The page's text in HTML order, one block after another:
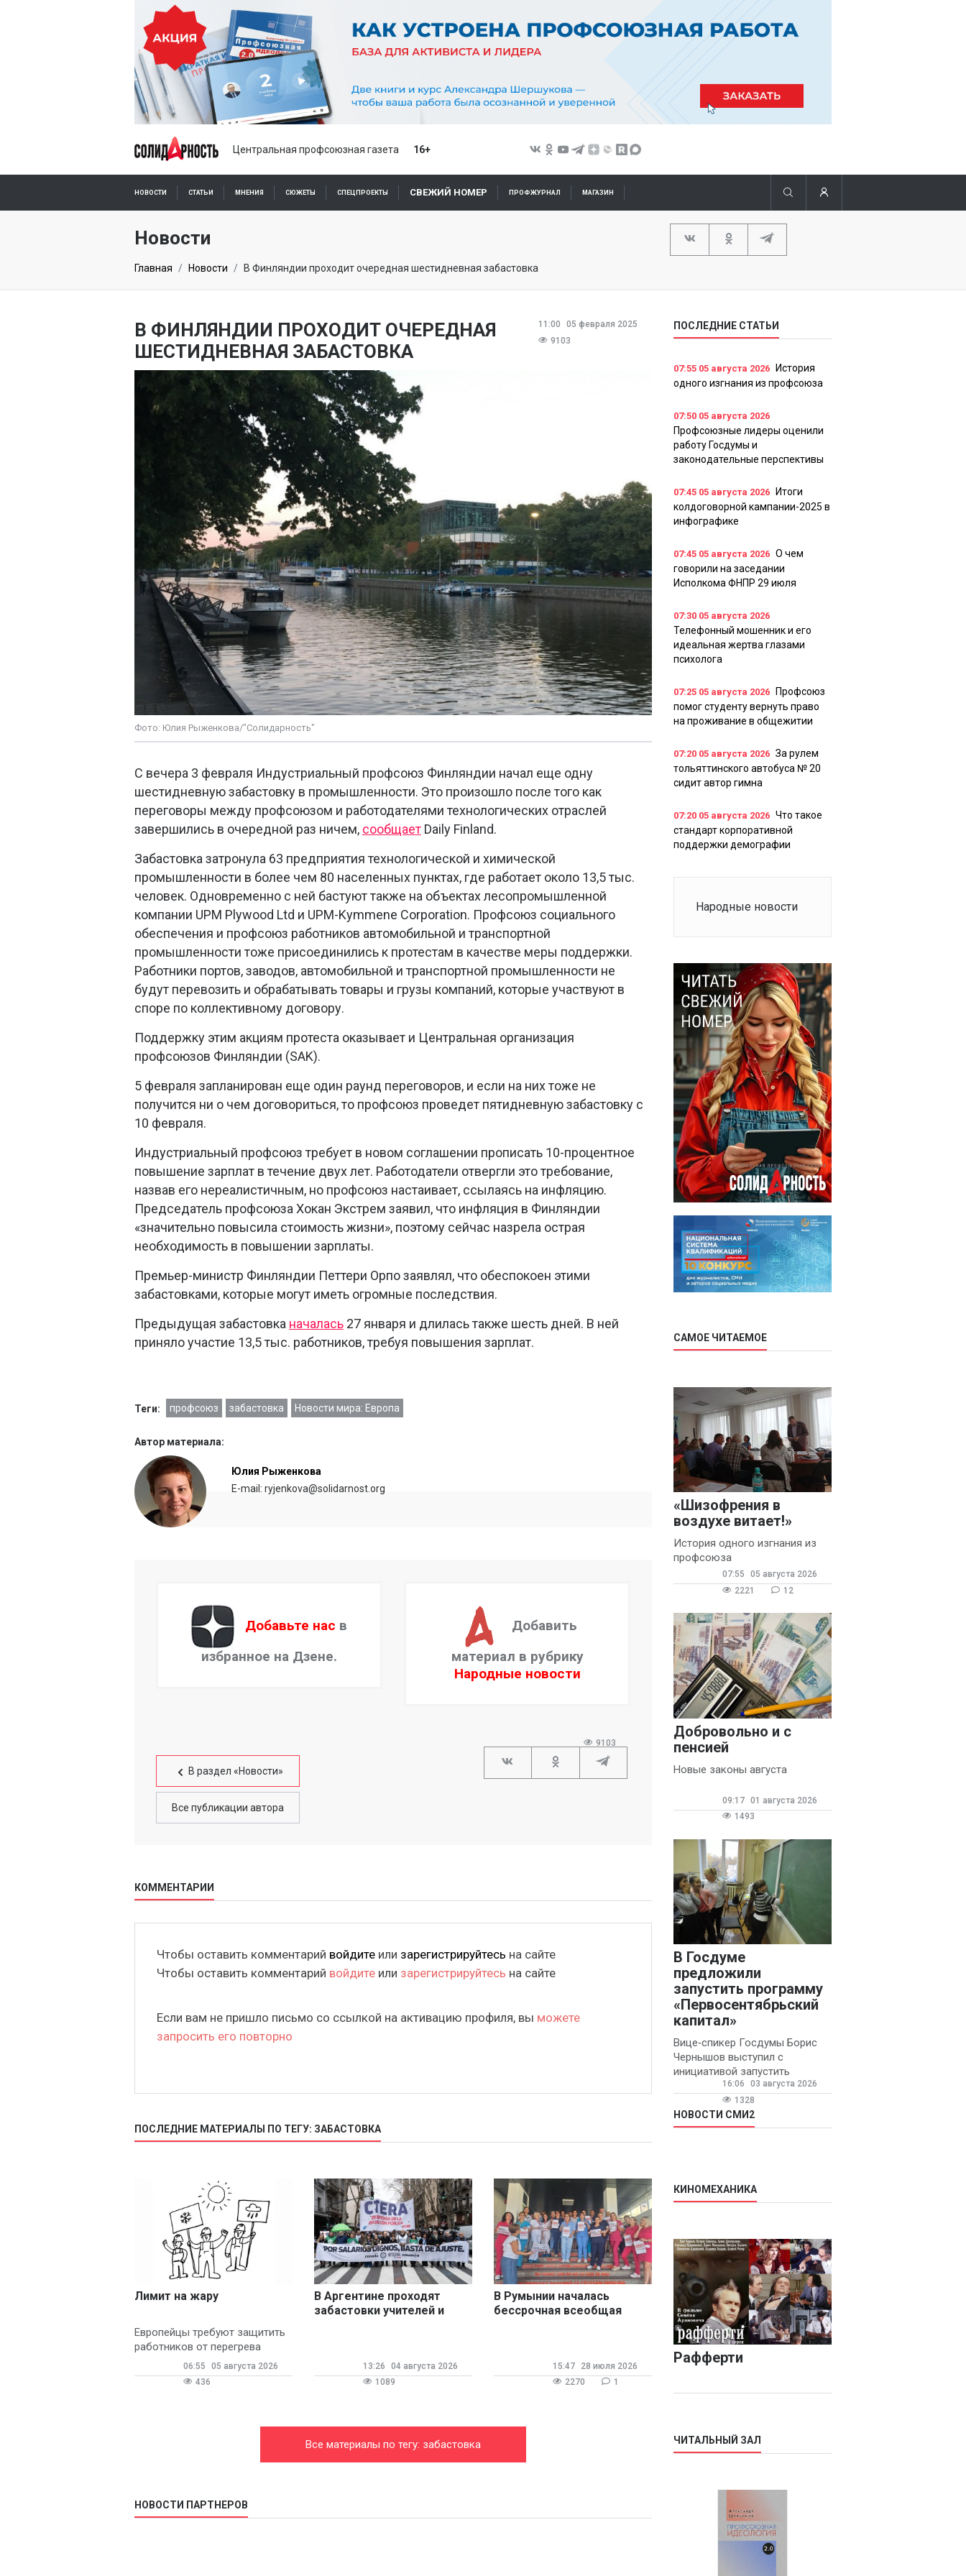
Центральная профсоюзная газета 16+
НОВОСТИ СТАТЬИ МНЕНИЯ СЮЖЕТЫ СПЕЦПРОЕКТЫ СВЕЖИЙ НОМЕР ПРОФЖУРНАЛ МАГАЗИН
ПОДПИСКА ОНЛАЙН
Новости
Главная Новости В Финляндии проходит очередная шестидневная забастовка
11:00
05 февраля 2025
9103
В ФИНЛЯНДИИ ПРОХОДИТ ОЧЕРЕДНАЯ
ШЕСТИДНЕВНАЯ ЗАБАСТОВКА
Фото: Юлия Рыженкова/"Солидарность"
С вечера 3 февраля Индустриальный профсоюз Финляндии начал еще одну
шестидневную забастовку в промышленности. Это произошло после того как
переговоры между профсоюзом и работодателями технологических отраслей
завершились в очередной раз ничем, сообщает Daily Finland.
Забастовка затронула 63 предприятия технологической и химической
промышленности в более чем 80 населенных пунктах, где работает около 13,5 тыс.
человек. Одновременно с ней бастуют также на объектах лесопромышленной
компании UPM Plywood Ltd и UPM-Kymmene Corporation. Профсоюз социального
обеспечения и профсоюз работников автомобильной и транспортной
промышленности тоже присоединились к протестам в качестве меры поддержки.
Работники портов, заводов, автомобильной и транспортной промышленности не
будут перевозить и обрабатывать товары и грузы компаний, которые участвуют в
споре по коллективному договору.
Поддержку этим акциям протеста оказывает и Центральная организация
профсоюзов Финляндии (SAK).
5 февраля запланирован еще один раунд переговоров, и если на них тоже не
получится ни о чем договориться, то профсоюз проведет пятидневную забастовку с
10 февраля.
Индустриальный профсоюз требует в новом соглашении прописать 10-процентное
повышение зарплат в течение двух лет. Работодатели отвергли это требование,
назвав его нереалистичным, но профсоюз настаивает, ссылаясь на инфляцию.
Председатель профсоюза Хокан Экстрем заявил, что инфляция в Финляндии
«значительно повысила стоимость жизни», поэтому сейчас назрела острая
необходимость в повышении зарплаты.
Премьер-министр Финляндии Петтери Орпо заявлял, что обеспокоен этими
забастовками, которые могут иметь огромные последствия.
Предыдущая забастовка началась 27 января и длилась также шесть дней. В ней
приняло участие 13,5 тыс. работников, требуя повышения зарплат.
Теги: профсоюз забастовка Новости мира: Европа
Автор материала:
Юлия Рыженкова
E-mail: ryjenkova@solidarnost.org
Добавьте нас в
избранное на Дзене.
Добавить
материал в рубрику
Народные новости
В раздел «Новости»
Все публикации автора
9103
КОММЕНТАРИИ
Чтобы оставить комментарий войдите или зарегистрируйтесь на сайте
Чтобы оставить комментарий войдите или зарегистрируйтесь на сайте
Если вам не пришло письмо со ссылкой на активацию профиля, вы можете
запросить его повторно
ПОСЛЕДНИЕ МАТЕРИАЛЫ ПО ТЕГУ: ЗАБАСТОВКА
Лимит на жару
Европейцы требуют защитить
работников от перегрева
06:55
05 августа 2026
436
В Аргентине проходят
забастовки учителей и
13:26
04 августа 2026
1089
В Румынии началась
бессрочная всеобщая
15:47
28 июля 2026
2270
1
Все материалы по тегу: забастовка
НОВОСТИ ПАРТНЕРОВ
ПОСЛЕДНИЕ СТАТЬИ
07:55 05 августа 2026
История
одного изгнания из профсоюза
07:50 05 августа 2026
Профсоюзные лидеры оценили
работу Госдумы и
законодательные перспективы
07:45 05 августа 2026
Итоги
колдоговорной кампании-2025 в
инфографике
07:45 05 августа 2026 О чем
говорили на заседании
Исполкома ФНПР 29 июля
07:30 05 августа 2026
Телефонный мошенник и его
идеальная жертва глазами
психолога
07:25 05 августа 2026
Профсоюз
помог студенту вернуть право
на проживание в общежитии
07:20 05 августа 2026 За рулем
тольяттинского автобуса № 20
сидит автор гимна
07:20 05 августа 2026 Что такое
стандарт корпоративной
поддержки демографии
Народные новости
САМОЕ ЧИТАЕМОЕ
«Шизофрения в
воздухе витает!»
История одного изгнания из
профсоюза
07:55
05 августа 2026
2221
12
Добровольно и с
пенсией
Новые законы августа
09:17 01 августа 2026
1493
В Госдуме
предложили
запустить программу
«Первосентябрьский
капитал»
Вице‑спикер Госдумы Борис
Чернышов выступил с
инициативой запустить
ежегодную федеральную
программу
«Первосентябрьский капитал»
- она предполагает
16:06
03 августа 2026
1328
НОВОСТИ СМИ2
КИНОМЕХАНИКА
Рафферти
ЧИТАЛЬНЫЙ ЗАЛ